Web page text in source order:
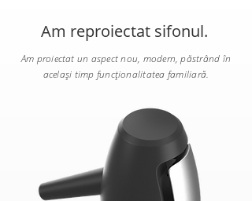
Am reproiectat sifonul.
Am proiectat un aspect nou, modern, păstrând în
același timp funcționalitatea familiară.